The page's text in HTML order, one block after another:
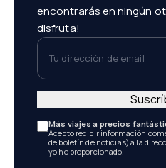
encontrarás en ningún
disfruta!
Tu dirección de email
Más viajes a precios
Acepto recibir información
de boletín de noticias) a la
yo he proporcionado.